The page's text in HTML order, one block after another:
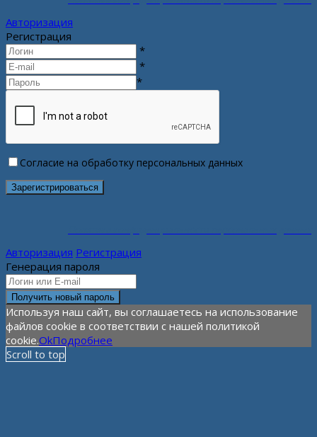
Авторизация
Регистрация
*
*
*
Согласие на обработку персональных данных
Авторизация Регистрация
Генерация пароля
Используя наш сайт, вы соглашаетесь на использование
файлов cookie в соответствии с нашей политикой
cookie.OkПодробнее
Scroll to top